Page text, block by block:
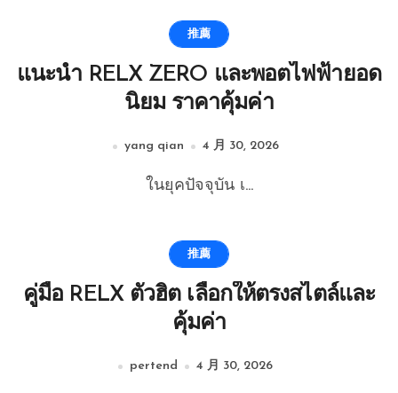
推薦
แนะนำ RELX ZERO และพอตไฟฟ้ายอด
นิยม ราคาคุ้มค่า
yang qian 4 月 30, 2026
ในยุคปัจจุบัน เ...
推薦
คู่มือ RELX ตัวฮิต เลือกให้ตรงสไตล์และ
คุ้มค่า
pertend 4 月 30, 2026